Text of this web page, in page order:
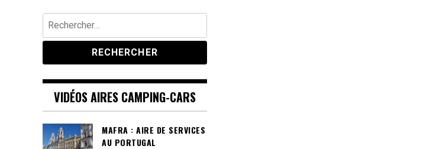
Rechercher :
VIDÉOS AIRES CAMPING-CARS
MAFRA : AIRE DE SERVICES
AU PORTUGAL